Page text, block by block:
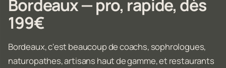
Bordeaux — pro, rapide, dès
199€
Bordeaux, c'est beaucoup de coachs, sophrologues,
naturopathes, artisans haut de gamme, et restaurants